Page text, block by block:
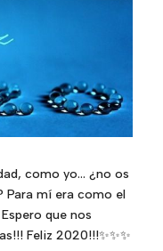
como yo… ¿no os
Para mí era como el
que nos
Feliz 2020!!!✨✨✨